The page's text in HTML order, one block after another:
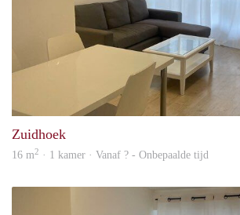
Zuidhoek
16 m2 · 1 kamer · Vanaf ? - Onbepaalde tijd